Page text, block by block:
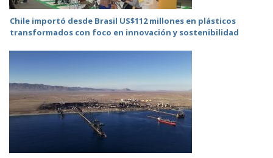
Chile importó desde Brasil US$112 millones en plásticos
transformados con foco en innovación y sostenibilidad